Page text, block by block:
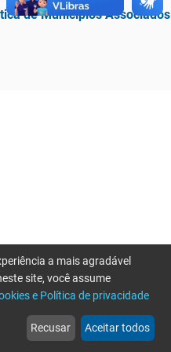
de Municípios Associados
web
Notícias
more_horiz
Mais
a mais agradável
site, você assume
e Política de privacidade
Recusar Aceitar todos
tente novamente